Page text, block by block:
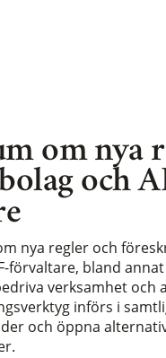
om nya
och
nya regler och
förvaltare, bland
verksamhet och
införs i
och öppna